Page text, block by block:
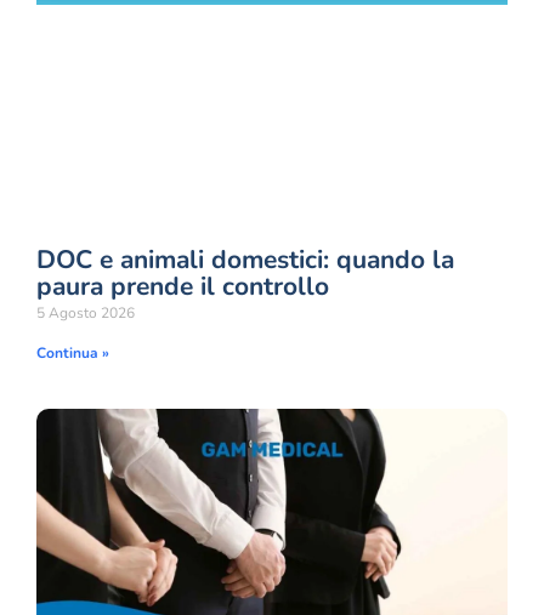
DOC e animali domestici: quando la
paura prende il controllo
5 Agosto 2026
Continua »